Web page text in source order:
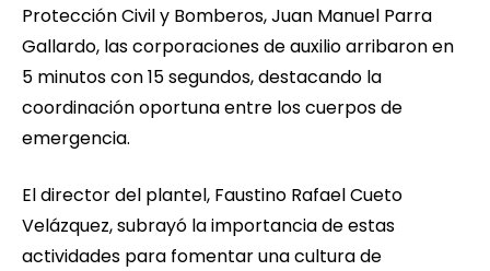
Protección Civil y Bomberos, Juan Manuel Parra
Gallardo, las corporaciones de auxilio arribaron en
5 minutos con 15 segundos, destacando la
coordinación oportuna entre los cuerpos de
emergencia.
El director del plantel, Faustino Rafael Cueto
Velázquez, subrayó la importancia de estas
actividades para fomentar una cultura de